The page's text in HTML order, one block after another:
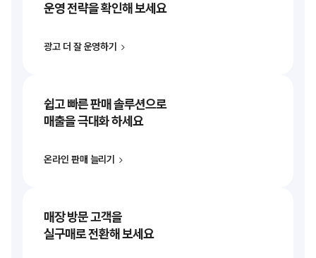
운영 전략을 확인해 보세요
광고 더 잘 운영하기
쉽고 빠른 판매 솔루션으로
매출을 극대화 하세요
온라인 판매 늘리기
매장 방문 고객을
실구매로 전환해 보세요